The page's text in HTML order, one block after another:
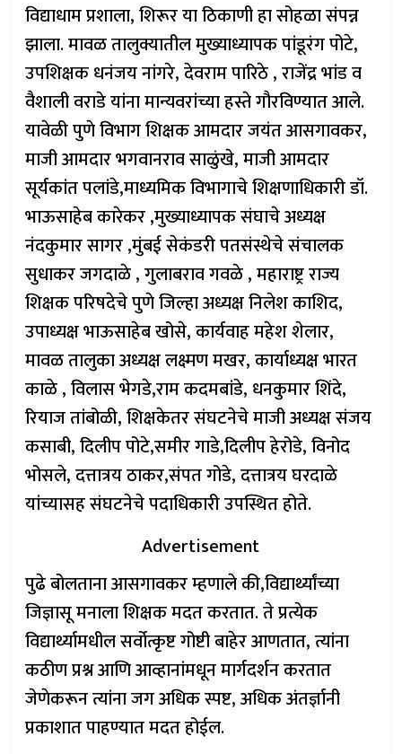
विद्याधाम प्रशाला, शिरूर या ठिकाणी हा सोहळा संपन्न
झाला. मावळ तालुक्यातील मुख्याध्यापक पांडूरंग पोटे,
उपशिक्षक धनंजय नांगरे, देवराम पारिठे , राजेंद्र भांड व
वैशाली वराडे यांना मान्यवरांच्या हस्ते गौरविण्यात आले.
यावेळी पुणे विभाग शिक्षक आमदार जयंत आसगावकर,
माजी आमदार भगवानराव साळुंखे, माजी आमदार
सूर्यकांत पलांडे,माध्यमिक विभागाचे शिक्षणाधिकारी डॉ.
भाऊसाहेब कारेकर ,मुख्याध्यापक संघाचे अध्यक्ष
नंदकुमार सागर ,मुंबई सेकंडरी पतसंस्थेचे संचालक
सुधाकर जगदाळे , गुलाबराव गवळे , महाराष्ट्र राज्य
शिक्षक परिषदेचे पुणे जिल्हा अध्यक्ष निलेश काशिद,
उपाध्यक्ष भाऊसाहेब खोसे, कार्यवाह महेश शेलार,
मावळ तालुका अध्यक्ष लक्ष्मण मखर, कार्याध्यक्ष भारत
काळे , विलास भेगडे,राम कदमबांडे, धनकुमार शिंदे,
रियाज तांबोळी, शिक्षकेतर संघटनेचे माजी अध्यक्ष संजय
कसाबी, दिलीप पोटे,समीर गाडे,दिलीप हेरोडे, विनोद
भोसले, दत्तात्रय ठाकर,संपत गोडे, दत्तात्रय घरदाळे
यांच्यासह संघटनेचे पदाधिकारी उपस्थित होते.
Advertisement
पुढे बोलताना आसगावकर म्हणाले की,विद्यार्थ्यांच्या
जिज्ञासू मनाला शिक्षक मदत करतात. ते प्रत्येक
विद्यार्थ्यामधील सर्वोत्कृष्ट गोष्टी बाहेर आणतात, त्यांना
कठीण प्रश्न आणि आव्हानांमधून मार्गदर्शन करतात
जेणेकरून त्यांना जग अधिक स्पष्ट, अधिक अंतर्ज्ञानी
प्रकाशात पाहण्यात मदत होईल.